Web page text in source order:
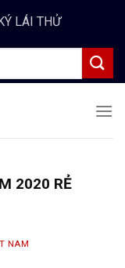
LÁI THỬ
2020 RẺ
NAM